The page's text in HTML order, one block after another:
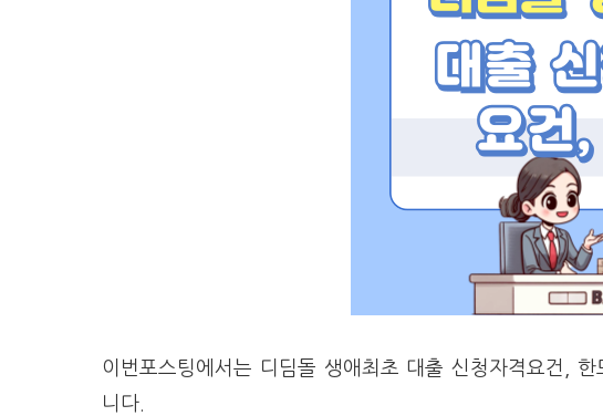
이번포스팅에서는 디딤돌 생애최초 대출 신청자격요건,
니다.